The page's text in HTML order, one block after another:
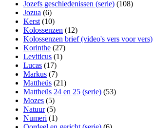
Jozefs geschiedenissen (serie) (108)
Jozua (6)
Kerst(10)
Kolossenzen (12)
Kolossenzen brief (video's vers voor vers)
Korinthe (27)
Leviticus (1)
Lucas (17)
Markus (7)
Mattheüs (21)
Mattheüs 24 en 25 (serie) (53)
Mozes (5)
Natuur(5)
Numeri (1)